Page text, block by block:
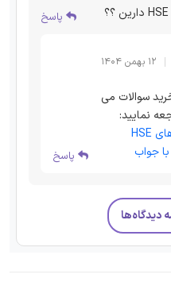
پاسخ
۱۲ بهمن ۱۴۰۴
سوالات می
نمایید:
سوالات استخدامی آیین نامه های HSE
جواب
پاسخ
دیدگاه‌ها